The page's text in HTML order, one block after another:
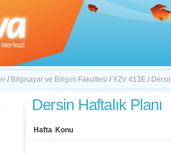
/ Bilgisayar ve Bilişim Fakültesi / YZV 413E /
Dersin Haftalık Planı
Hafta Konu